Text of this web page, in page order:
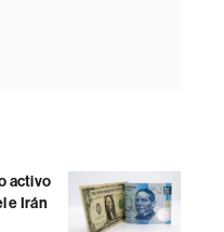
activo
e Irán